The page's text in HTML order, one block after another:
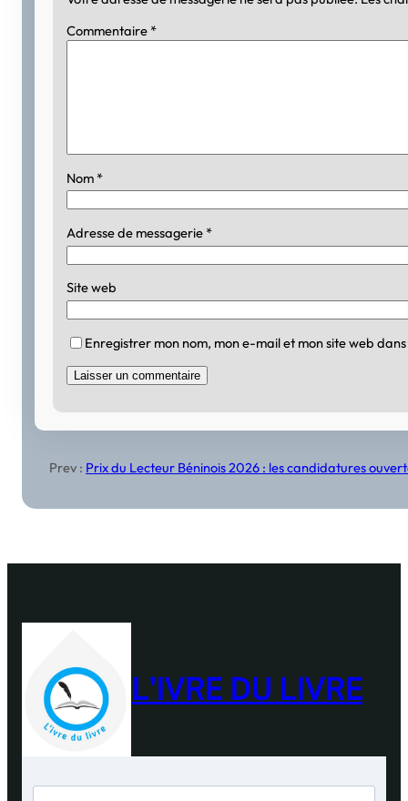
Commentaire *
Nom *
Adresse de messagerie *
Site web
Enregistrer mon nom, mon e-mail et mon site web
Prev : Prix du Lecteur Béninois 2026 : les candidatures
L'IVRE DU LIVRE